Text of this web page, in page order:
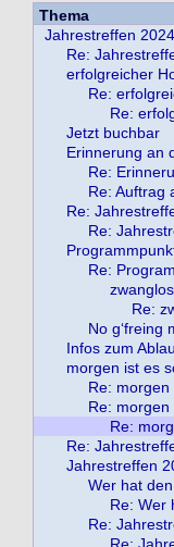
Thema
Jahrestreffen
Re:
erfolgreicher
Re:
Re:
Jetzt buchbar
Erinnerung an
Re:
Re: Auftrag
Re:
Re:
Re:
Re:
No g‘freing
Infos zum
morgen ist es
Re: morgen
Re: morgen
Re:
Re:
Jahrestreffen
Wer hat
Re: Wer
Re: